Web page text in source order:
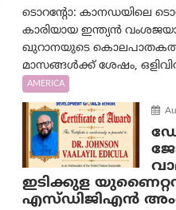
ടൊറന്റോ: കാനഡയിലെ
കാരിയായ ഇന്ത്യൻ
ഖുറാനയുടെ
മാസങ്ങൾക്ക് ശേഷം,
AMERICA
ഇടിക്കുള
എസ്ഡിജിഎൻ